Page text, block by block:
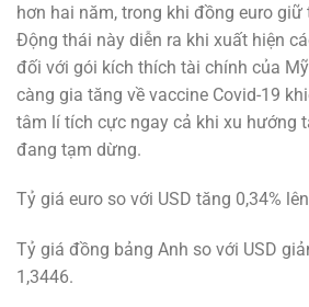
hơn hai năm, trong khi đồng euro giữ
Động thái này diễn ra khi xuất hiện
đối với gói kích thích tài chính của
càng gia tăng về vaccine Covid-19
tâm lí tích cực ngay cả khi xu hướng
đang tạm dừng.
Tỷ giá euro so với USD tăng 0,34%
Tỷ giá đồng bảng Anh so với USD
1,3446.